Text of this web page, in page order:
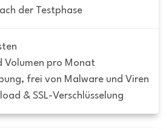
der Testphase
Volumen pro Monat
frei von Malware und Viren
& SSL-Verschlüsselung